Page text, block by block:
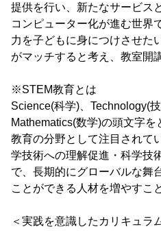
提供を行い、新たなサービス
コンピューター化が進む世界
力を子どもに身につけさせた
がマッチすると考え、教室開
※STEM教育とは
Science(科学)、Technology(
Mathematics(数学)の頭文字
教育の分野として注目されて
学技術への理解促進・科学技
で、長期的にグローバルな舞
ことができる人材を増やすこ
＜実践を意識したカリキュラ